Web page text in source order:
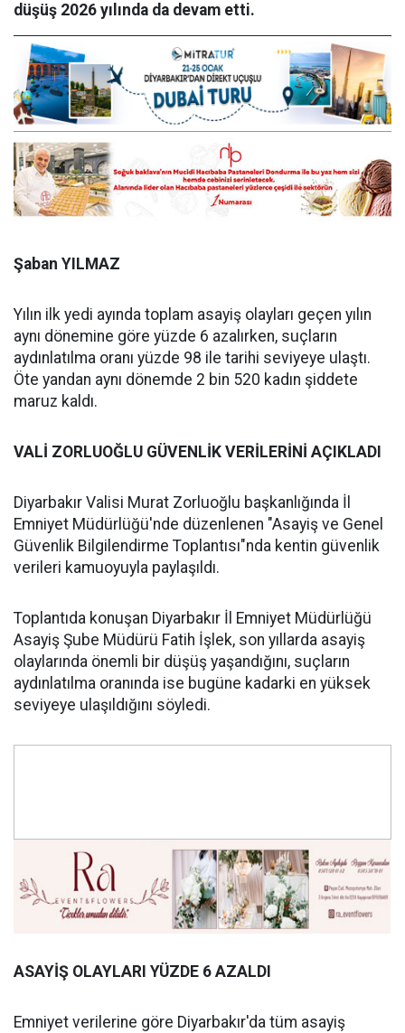
düşüş 2026 yılında da devam etti.
Şaban YILMAZ
Yılın ilk yedi ayında toplam asayiş olayları geçen yılın
aynı dönemine göre yüzde 6 azalırken, suçların
aydınlatılma oranı yüzde 98 ile tarihi seviyeye ulaştı.
Öte yandan aynı dönemde 2 bin 520 kadın şiddete
maruz kaldı.
VALİ ZORLUOĞLU GÜVENLİK VERİLERİNİ AÇIKLADI
Diyarbakır Valisi Murat Zorluoğlu başkanlığında İl
Emniyet Müdürlüğü'nde düzenlenen "Asayiş ve Genel
Güvenlik Bilgilendirme Toplantısı"nda kentin güvenlik
verileri kamuoyuyla paylaşıldı.
‎Toplantıda konuşan Diyarbakır İl Emniyet Müdürlüğü
Asayiş Şube Müdürü Fatih İşlek, son yıllarda asayiş
olaylarında önemli bir düşüş yaşandığını, suçların
aydınlatılma oranında ise bugüne kadarki en yüksek
seviyeye ulaşıldığını söyledi.
ASAYİŞ OLAYLARI YÜZDE 6 AZALDI
Emniyet verilerine göre Diyarbakır'da tüm asayiş